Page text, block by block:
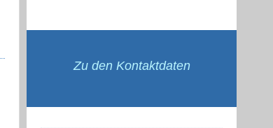
Zu den Kontaktdaten